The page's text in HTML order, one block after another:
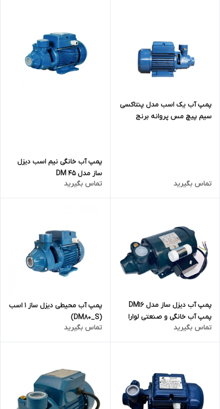
پمپ آب یک اسب مدل پنتاکسی
سیم پیچ مس پروانه برنج
تماس بگیرید
پمپ آب خانگی نیم اسب دیزل
ساز مدل DM 45
تماس بگیرید
پمپ آب دیزل ساز مدل DM16
پمپ آب خانگی و صنعتی لوارا
LOWARA
تماس بگیرید
پمپ آب محیطی دیزل ساز 1 اسب
(DM80_S)
تماس بگیرید